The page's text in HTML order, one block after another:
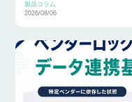
製品コラム
2026/08/06